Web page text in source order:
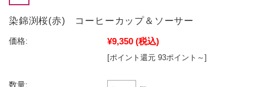
染錦渕桜(赤) コーヒーカップ＆ソーサー
価格: ¥9,350 (税込)
[ポイント還元 93ポイント～]
数量: